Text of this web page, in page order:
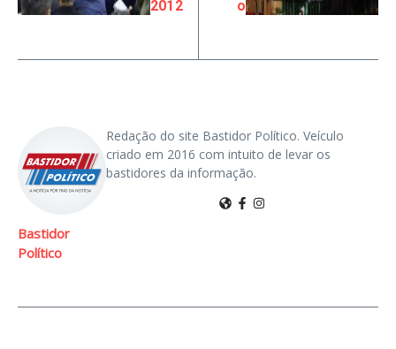
2012 o
Bastidor
Político
Redação do site Bastidor Político. Veículo
criado em 2016 com intuito de levar os
bastidores da informação.